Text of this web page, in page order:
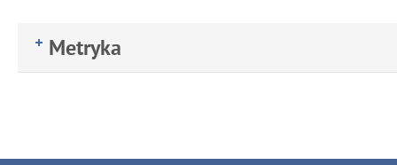
Metryka